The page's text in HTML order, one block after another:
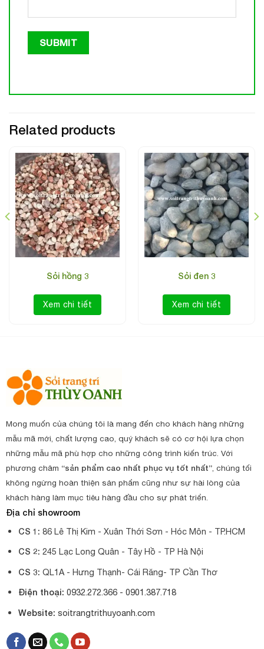
Related products
Sỏi hồng 3
Xem chi tiết
Sỏi đen 3
Xem chi tiết
Mong muốn của chúng tôi là mang đến cho khách hàng những
mẫu mã mới, chất lượng cao, quý khách sẽ có cơ hội lựa chọn
những mẫu mã phù hợp cho những công trình kiến trúc. Với
phương châm “sản phẩm cao nhất phục vụ tốt nhất”, chúng tối
không ngừng hoàn thiện sản phẩm cũng như sự hài lòng của
khách hàng làm mục tiêu hàng đầu cho sự phát triển.
Địa chỉ showroom
CS 1: 86 Lê Thị Kim - Xuân Thới Sơn - Hóc Môn - TP.HCM
CS 2: 245 Lạc Long Quân - Tây Hồ - TP Hà Nội
CS 3: QL1A - Hưng Thạnh- Cái Răng- TP Cần Thơ
Điện thoại: 0932.272.366 - 0901.387.718
Website: soitrangtrithuyoanh.com